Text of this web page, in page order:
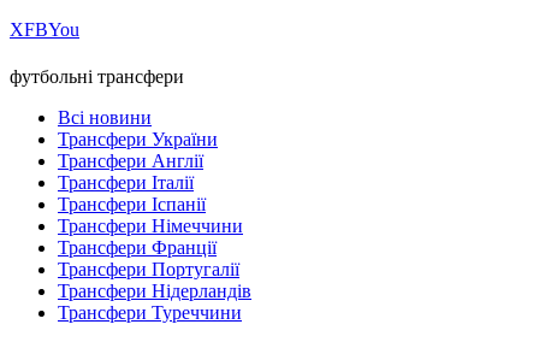
ХFBYou
футбольні трансфери
Всі новини
Трансфери України
Трансфери Англії
Трансфери Італії
Трансфери Іспанії
Трансфери Німеччини
Трансфери Франції
Трансфери Португалії
Трансфери Нідерландів
Трансфери Туреччини